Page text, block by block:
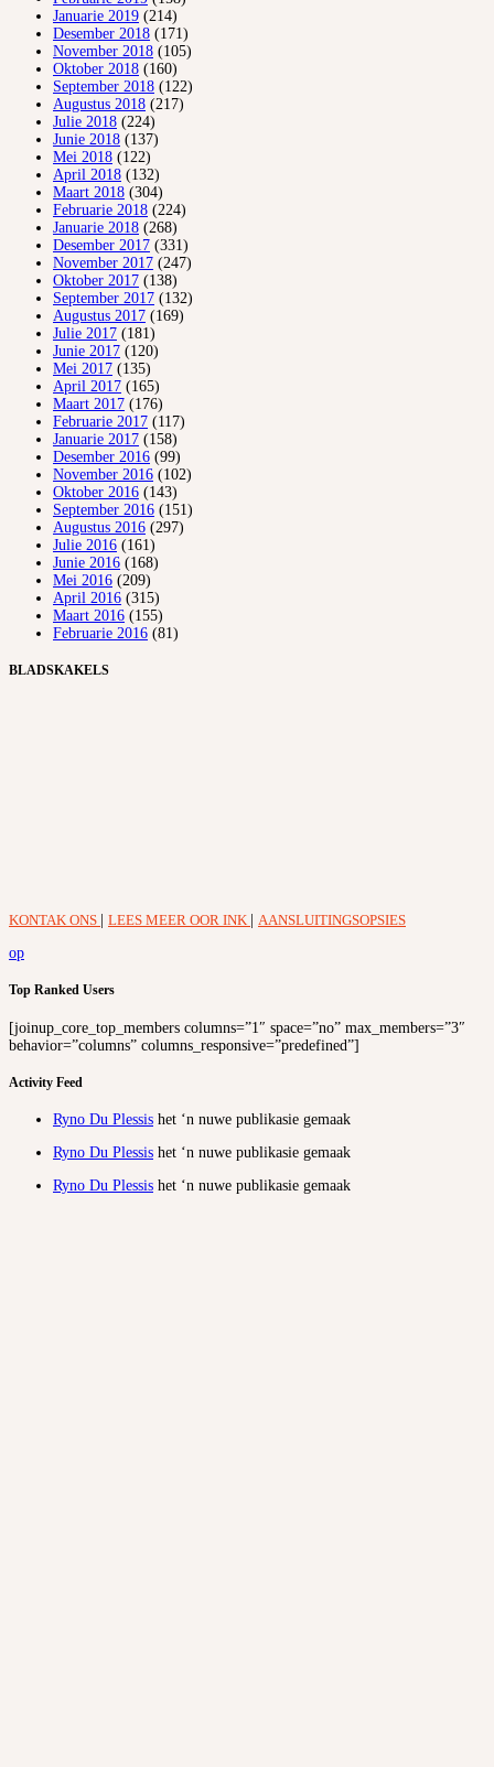
Januarie 2019 (214)
Desember 2018 (171)
November 2018 (105)
Oktober 2018 (160)
September 2018 (122)
Augustus 2018 (217)
Julie 2018 (224)
Junie 2018 (137)
Mei 2018 (122)
April 2018 (132)
Maart 2018 (304)
Februarie 2018 (224)
Januarie 2018 (268)
Desember 2017 (331)
November 2017 (247)
Oktober 2017 (138)
September 2017 (132)
Augustus 2017 (169)
Julie 2017 (181)
Junie 2017 (120)
Mei 2017 (135)
April 2017 (165)
Maart 2017 (176)
Februarie 2017 (117)
Januarie 2017 (158)
Desember 2016 (99)
November 2016 (102)
Oktober 2016 (143)
September 2016 (151)
Augustus 2016 (297)
Julie 2016 (161)
Junie 2016 (168)
Mei 2016 (209)
April 2016 (315)
Maart 2016 (155)
Februarie 2016 (81)
BLADSKAKELS
KONTAK ONS LEES MEER OOR INK
AANSLUITINGSOPSIES
op
Top Ranked Users
[joinup_core_top_members columns=”1″ space=”no” max_members=”3″
behavior=”columns” columns_responsive=”predefined”]
Activity Feed
Ryno Du Plessis het ‘n nuwe publikasie gemaak
Ryno Du Plessis het ‘n nuwe publikasie gemaak
Ryno Du Plessis het ‘n nuwe publikasie gemaak